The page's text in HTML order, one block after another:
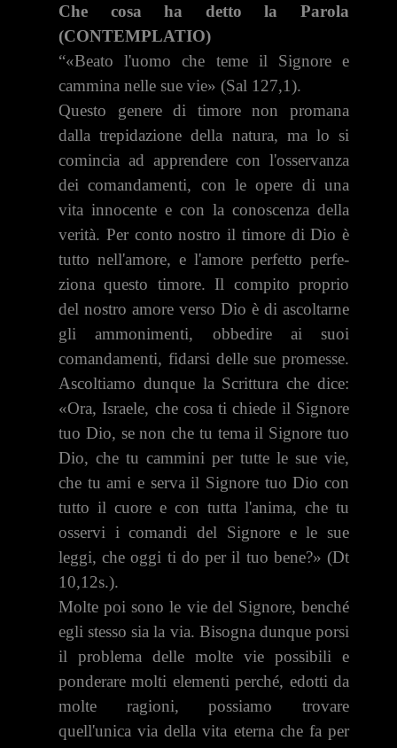
Che cosa ha detto la Parola
(CONTEMPLATIO)
“«Beato l'uomo che teme il Signore e
cammina nelle sue vie» (Sal 127,1).
Questo genere di timore non promana
dalla trepidazione della natura, ma lo si
comincia ad apprendere con l'osservanza
dei comandamenti, con le opere di una
vita innocente e con la conoscenza della
verità. Per conto nostro il timore di Dio è
tutto nell'amore, e l'amore perfetto perfe­
ziona questo timore. Il compito proprio
del nostro amore verso Dio è di ascoltarne
gli ammonimenti, obbedire ai suoi
comandamenti, fidarsi delle sue promesse.
Ascoltiamo dunque la Scrittura che dice:
«Ora, Israe­le, che cosa ti chiede il Signore
tuo Dio, se non che tu tema il Signore tuo
Dio, che tu cammini per tutte le sue vie,
che tu ami e serva il Signore tuo Dio con
tutto il cuore e con tutta l'anima, che tu
osservi i comandi del Signore e le sue
leggi, che oggi ti do per il tuo bene?» (Dt
10,12s.).
Molte poi sono le vie del Signore, benché
egli stesso sia la via. Biso­gna dunque porsi
il problema delle molte vie possibili e
ponderare mol­ti elementi perché, edotti da
molte ragioni, possiamo trovare
quell'unica via della vita eterna che fa per